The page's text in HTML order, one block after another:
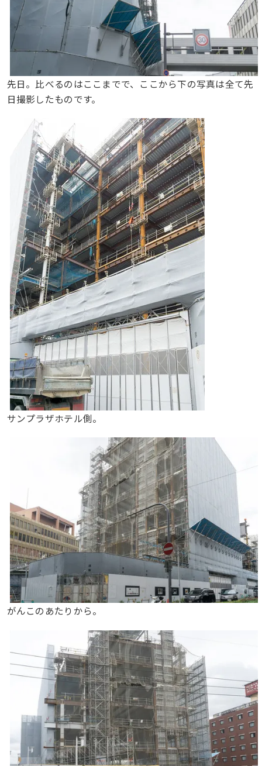
先日。比べるのはここまでで、ここから下の写真は全て先
日撮影したものです。
サンプラザホテル側。
がんこのあたりから。